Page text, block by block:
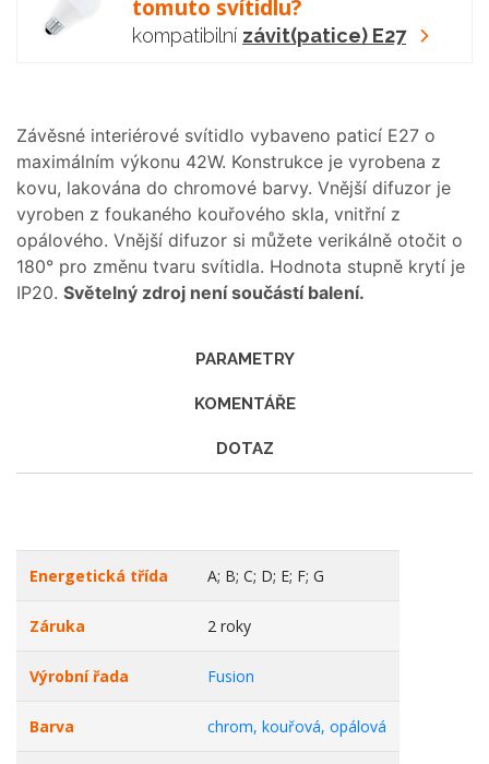
tomuto svítidlu?
kompatibilní závit(patice) E27
Závěsné interiérové svítidlo vybaveno paticí E27 o
maximálním výkonu 42W. Konstrukce je vyrobena z
kovu, lakována do chromové barvy. Vnější difuzor je
vyroben z foukaného kouřového skla, vnitřní z
opálového. Vnější difuzor si můžete verikálně otočit o
180° pro změnu tvaru svítidla. Hodnota stupně krytí je
IP20. Světelný zdroj není součástí balení.
PARAMETRY
KOMENTÁŘE
DOTAZ
Energetická třída A; B; C; D; E; F; G
Záruka 2 roky
Výrobní řada Fusion
Barva chrom, kouřová, opálová